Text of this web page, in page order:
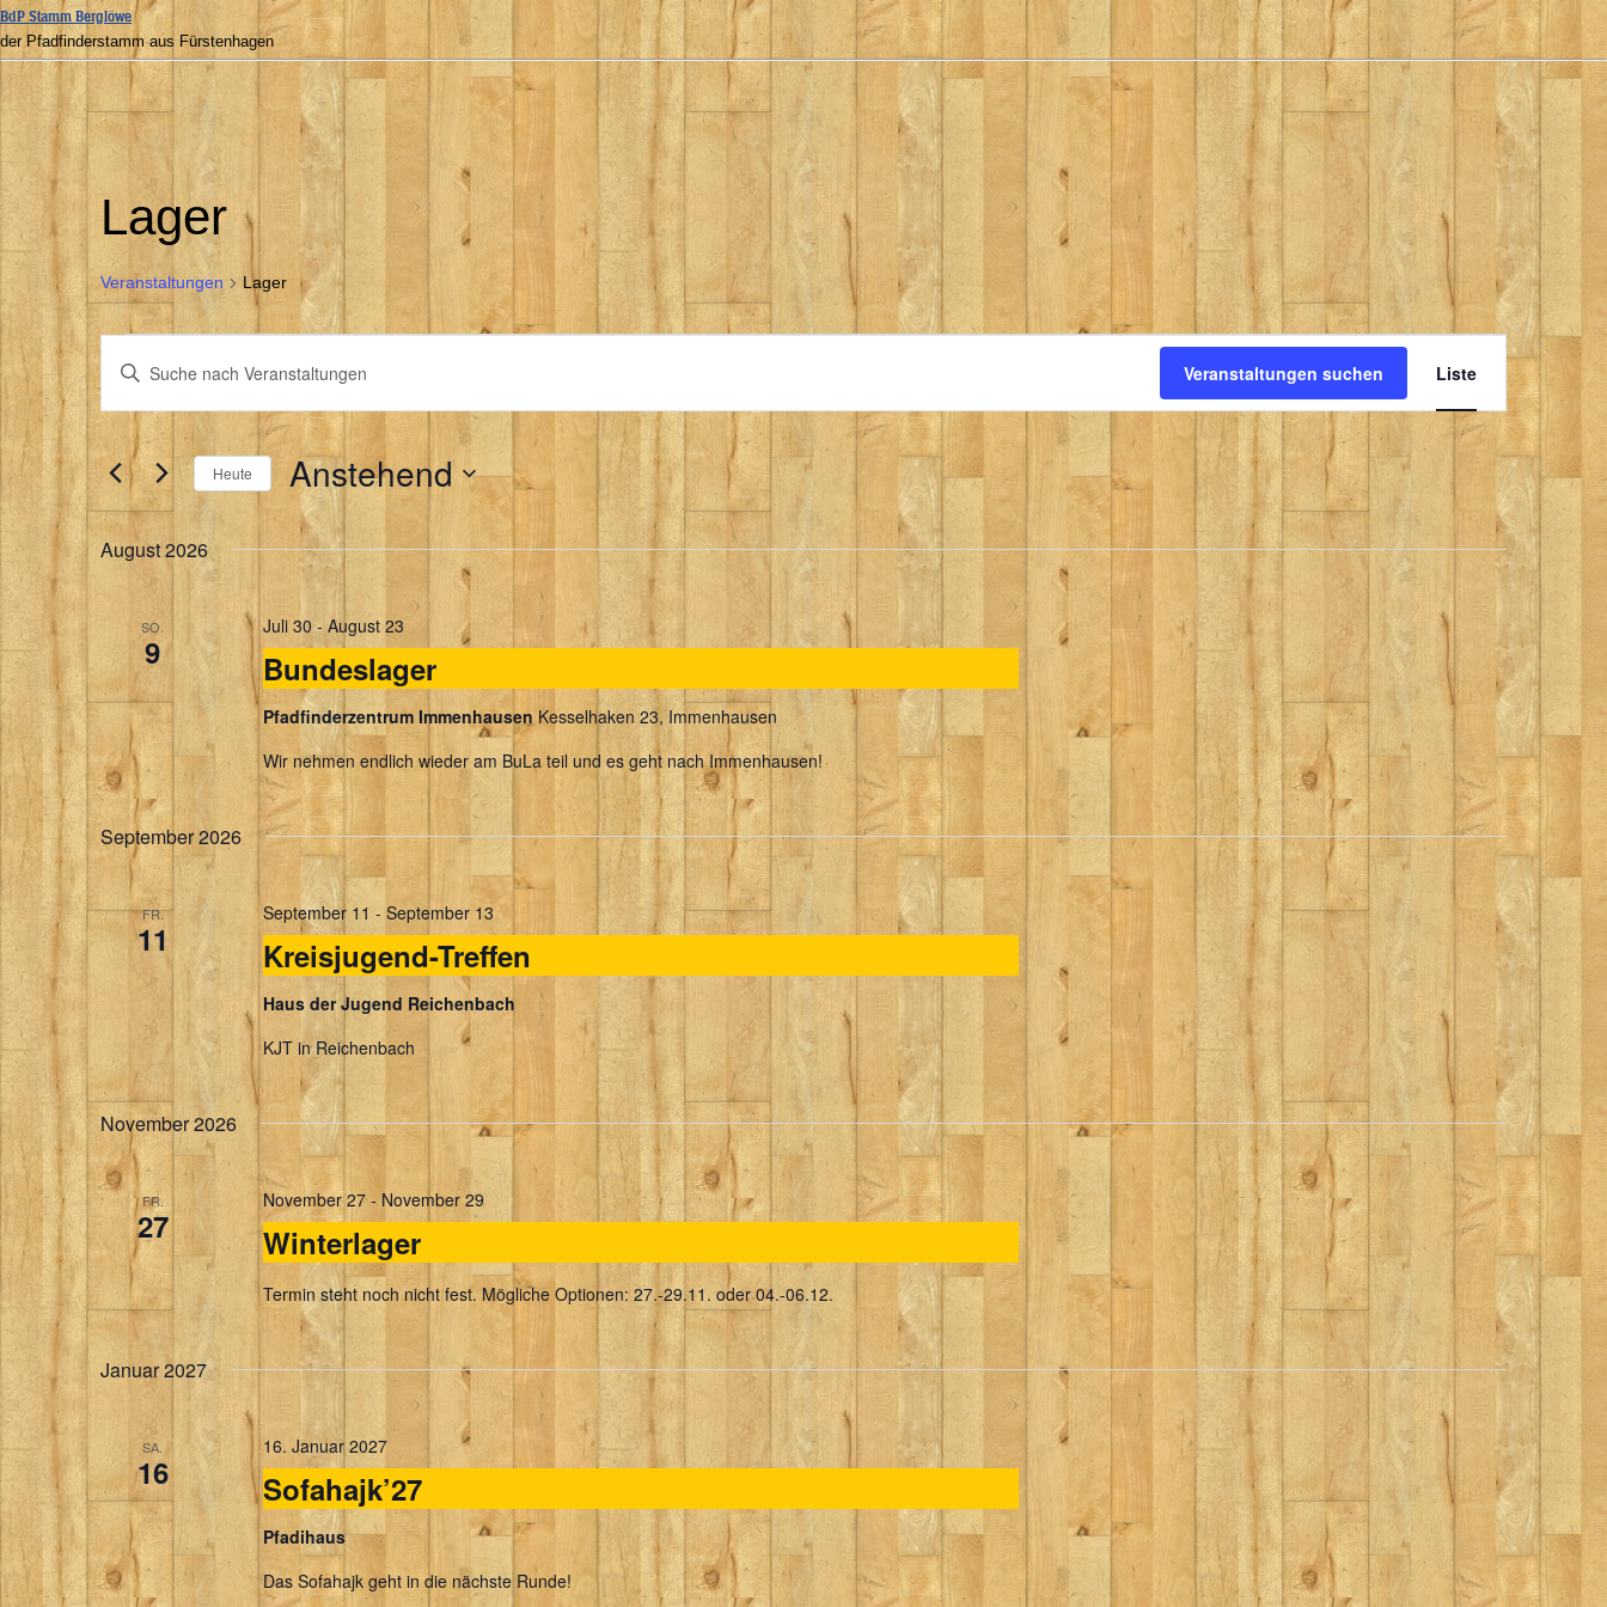
BdP Stamm Berglöwe
der Pfadfinderstamm aus Fürstenhagen
Lager
Veranstaltungen Lager
Suche
und
Navigation
Schlüsselwort
Suche
Veranstaltungen
Schlüsselwort.
Veranstaltungen suchen
Veranstaltung
Ansichten-
Navigation
Liste
Heute Anstehend
Datum
wählen.
August 2026
SO.
9 Bundeslager
Juli 30 - August 23
Pfadfinderzentrum Immenhausen Kesselhaken 23, Immenhausen
Wir nehmen endlich wieder am BuLa teil und es geht nach Immenhausen!
September 2026
FR.
11 Kreisjugend-Treffen
September 11 - September 13
Haus der Jugend Reichenbach
KJT in Reichenbach
November 2026
FR.
27 Winterlager
November 27- November 29
Termin steht noch nicht fest. Mögliche Optionen: 27.-29.11. oder 04.-06.12.
Januar 2027
SA.
16 Sofahajk’27
16. Januar 2027
Pfadihaus
Das Sofahajk geht in die nächste Runde!